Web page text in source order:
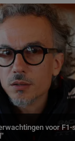
voor F1-